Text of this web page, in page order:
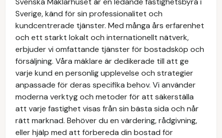
Sverige, känd för sin professionalitet och
kundcentrerade tjänster. Med många års erfarenhet
och ett starkt lokalt och internationellt nätverk,
erbjuder vi omfattande tjänster för bostadsköp och
försäljning. Våra mäklare är dedikerade till att ge
varje kund en personlig upplevelse och strategier
anpassade för deras specifika behov. Vi använder
moderna verktyg och metoder för att säkerställa
att varje fastighet visas från sin bästa sida och når
rätt marknad. Behöver du en värdering, rådgivning,
eller hjälp med att förbereda din bostad för